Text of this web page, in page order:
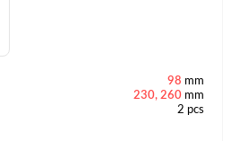
98 mm
230, 260 mm
2 pcs